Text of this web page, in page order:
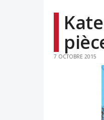
7 OCTOBRE 2015